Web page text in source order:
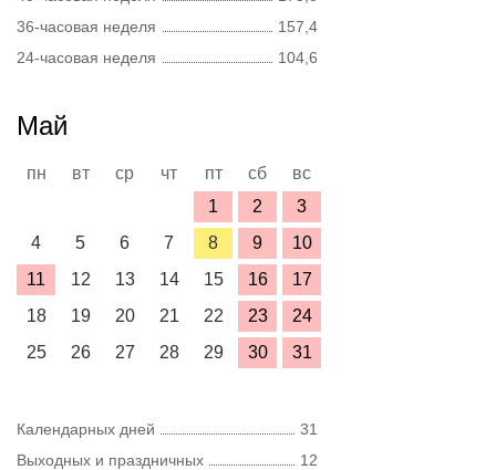
36-часовая неделя
157,4
24-часовая неделя
104,6
Май
пн вт ср чт пт сб
вс
1
2
3
4
5 6 7 8 9
10
11
12 13 14 15 16
17
18
19 20 21 22 23
24
25
26 27 28 29 30 31
Календарных дней
31
Выходных и праздничных
12